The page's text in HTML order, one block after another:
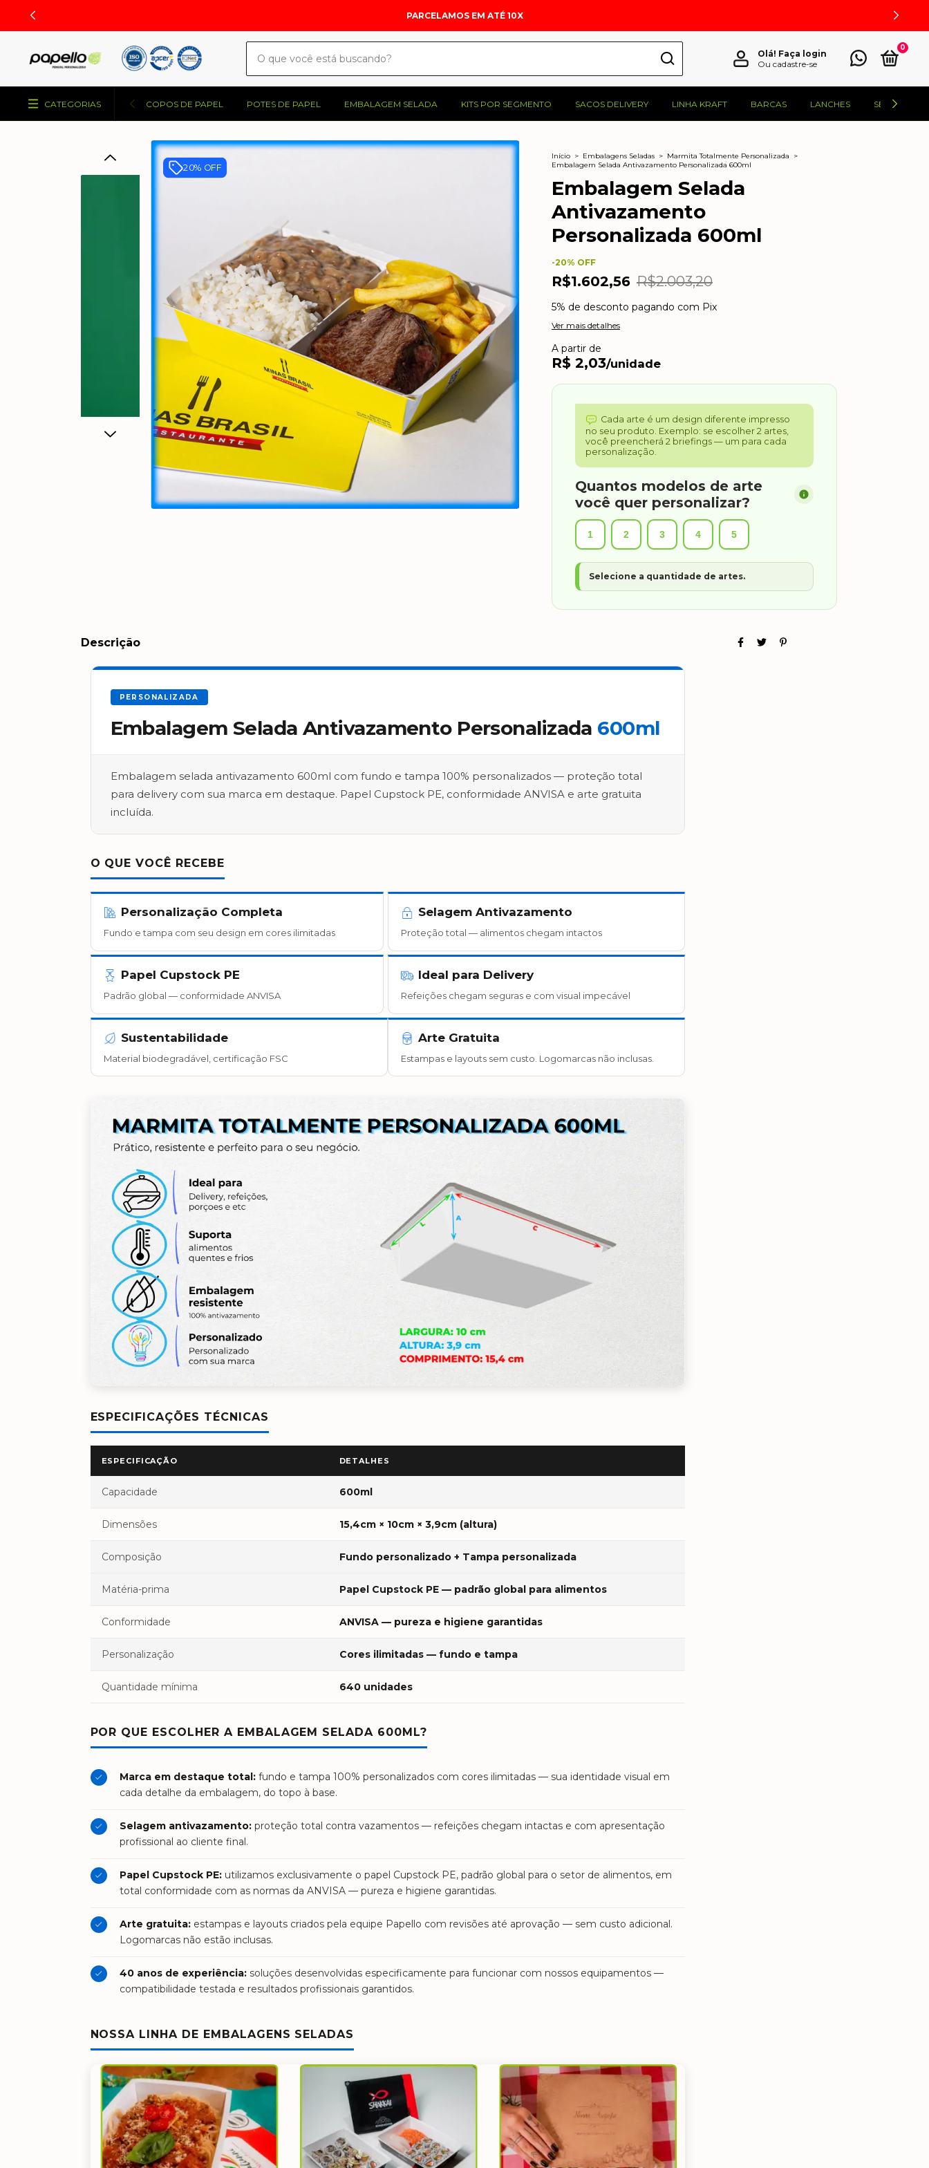
ENTREGAMOS PARA TODO O BRASIL
Olá! Faça login
Ou cadastre-se
0
CATEGORIAS COPOS DE PAPEL POTES DE PAPEL EMBALAGEM SELADA KITS POR SEGMENTO SACOS DELIVERY LINHA KRAFT BARCAS LANCHES SELADORAS
20% OFF
Início > Embalagens Seladas > Marmita Totalmente Personalizada
>
Embalagem Selada Antivazamento Personalizada 600ml
Embalagem Selada
Antivazamento
Personalizada 600ml
-20% OFF
R$1.602,56 R$2.003,20
5% de desconto pagando com Pix
Ver mais detalhes
A partir de
R$ 2,03/unidade
Cada arte é um design diferente impresso
no seu produto. Exemplo: se escolher 2 artes,
você preencherá 2 briefings — um para cada
personalização.
Quantos modelos de arte
você quer personalizar?
1 2 3 4 5
Selecione a quantidade de artes.
Descrição
PERSONALIZADA
Embalagem Selada Antivazamento Personalizada 600ml
Embalagem selada antivazamento 600ml com fundo e tampa 100% personalizados — proteção total
para delivery com sua marca em destaque. Papel Cupstock PE, conformidade ANVISA e arte gratuita
incluída.
O QUE VOCÊ RECEBE
Personalização Completa
Fundo e tampa com seu design em cores ilimitadas
Selagem Antivazamento
Proteção total — alimentos chegam intactos
Papel Cupstock PE
Padrão global — conformidade ANVISA
Ideal para Delivery
Refeições chegam seguras e com visual impecável
Sustentabilidade
Material biodegradável, certificação FSC
Arte Gratuita
Estampas e layouts sem custo. Logomarcas não inclusas.
ESPECIFICAÇÕES TÉCNICAS
ESPECIFICAÇÃO DETALHES
Capacidade 600ml
Dimensões 15,4cm × 10cm × 3,9cm (altura)
Composição Fundo personalizado + Tampa personalizada
Matéria-prima Papel Cupstock PE — padrão global para alimentos
Conformidade ANVISA — pureza e higiene garantidas
Personalização Cores ilimitadas — fundo e tampa
Quantidade mínima 640 unidades
POR QUE ESCOLHER A EMBALAGEM SELADA 600ML?
Marca em destaque total:fundo e tampa 100% personalizados com cores ilimitadas — sua identidade visual em
cada detalhe da embalagem, do topo à base.
Selagem antivazamento:proteção total contra vazamentos — refeições chegam intactas e com apresentação
profissional ao cliente final.
Papel Cupstock PE:utilizamos exclusivamente o papel Cupstock PE, padrão global para o setor de alimentos, em
total conformidade com as normas da ANVISA — pureza e higiene garantidas.
Arte gratuita:estampas e layouts criados pela equipe Papello com revisões até aprovação — sem custo adicional.
Logomarcas não estão inclusas.
40 anos de experiência:soluções desenvolvidas especificamente para funcionar com nossos equipamentos —
compatibilidade testada e resultados profissionais garantidos.
NOSSA LINHA DE EMBALAGENS SELADAS